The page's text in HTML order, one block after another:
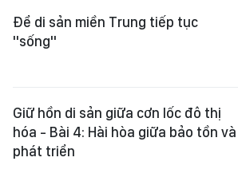
Để di sản miền Trung tiếp tục
"sống"
Giữ hồn di sản giữa cơn lốc đô thị
hóa - Bài 4: Hài hòa giữa bảo tồn và
phát triển